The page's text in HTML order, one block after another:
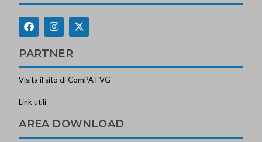
PARTNER
Visita il sito di ComPA FVG
Link utili
AREA DOWNLOAD